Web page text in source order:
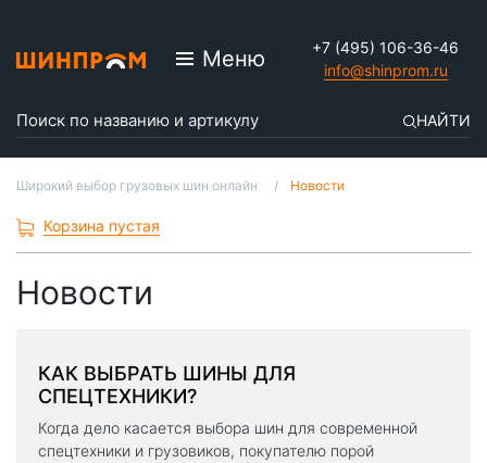
Меню
+7 (495) 106-36-46
info@shinprom.ru
НАЙТИ
Широкий выбор грузовых шин онлайн Новости
Корзина пустая
Новости
КАК ВЫБРАТЬ ШИНЫ ДЛЯ
СПЕЦТЕХНИКИ?
Когда дело касается выбора шин для современной
спецтехники и грузовиков, покупателю порой